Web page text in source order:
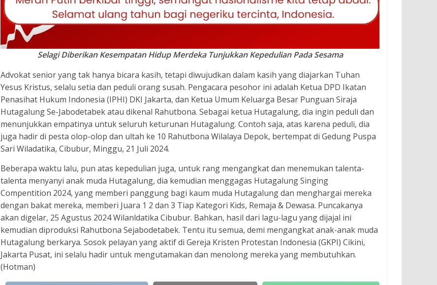
Selagi Diberikan Kesempatan Hidup Merdeka Tunjukkan Kepedulian Pada Sesama
Advokat senior yang tak hanya bicara kasih, tetapi diwujudkan dalam kasih yang diajarkan Tuhan
Yesus Kristus, selalu setia dan peduli orang susah. Pengacara pesohor ini adalah Ketua DPD Ikatan
Penasihat Hukum Indonesia (IPHI) DKI Jakarta, dan Ketua Umum Keluarga Besar Punguan Siraja
Hutagalung Se-Jabodetabek atau dikenal Rahutbona. Sebagai ketua Hutagalung, dia ingin peduli dan
menunjukkan empatinya untuk seluruh keturunan Hutagalung. Contoh saja, atas karena peduli, dia
juga hadir di pesta olop-olop dan ultah ke 10 Rahutbona Wilalaya Depok, bertempat di Gedung Puspa
Sari Wiladatika, Cibubur, Minggu, 21 Juli 2024.
Beberapa waktu lalu, pun atas kepedulian juga, untuk rang mengangkat dan menemukan talenta-
talenta menyanyi anak muda Hutagalung, dia kemudian menggagas Hutagalung Singing
Compentition 2024, yang memberi panggung bagi kaum muda Hutagalung dan menghargai mereka
dengan bakat mereka, memberi Juara 1 2 dan 3 Tiap Kategori Kids, Remaja & Dewasa. Puncakanya
akan digelar, 25 Agustus 2024 Wilanldatika Cibubur. Bahkan, hasil dari lagu-lagu yang dijajal ini
kemudian diproduksi Rahutbona Sejabodetabek. Tentu itu semua, demi mengangkat anak-anak muda
Hutagalung berkarya. Sosok pelayan yang aktif di Gereja Kristen Protestan Indonesia (GKPI) Cikini,
Jakarta Pusat, ini selalu hadir untuk mengutamakan dan menolong mereka yang membutuhkan.
(Hotman)